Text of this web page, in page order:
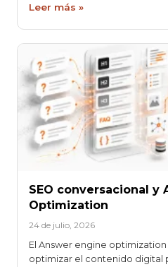
Leer más »
SEO conversacional y
Optimization
24 de julio, 2026
El Answer engine optimization
optimizar el contenido digital